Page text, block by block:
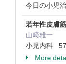
今日の小児
若年性皮膚
山﨑雄一
小児内科
More